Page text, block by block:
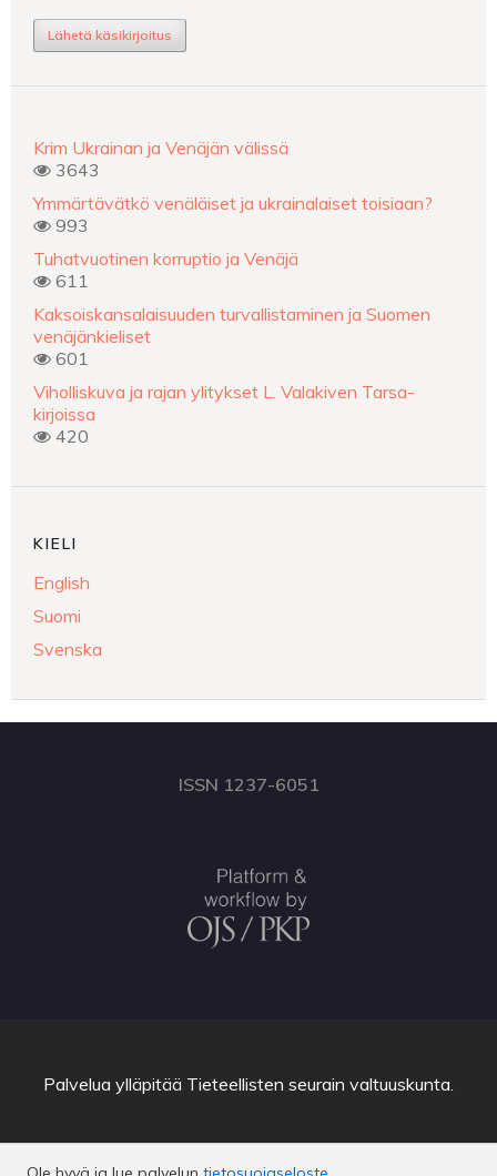
Lähetä käsikirjoitus
Krim Ukrainan ja Venäjän välissä
3643
Ymmärtävätkö venäläiset ja ukrainalaiset toisiaan?
993
Tuhatvuotinen korruptio ja Venäjä
611
Kaksoiskansalaisuuden turvallistaminen ja Suomen
venäjänkieliset
601
Viholliskuva ja rajan ylitykset L. Valakiven Tarsa-
kirjoissa
420
KIELI
English
Suomi
Svenska
ISSN 1237-6051
Palvelua ylläpitää Tieteellisten seurain valtuuskunta